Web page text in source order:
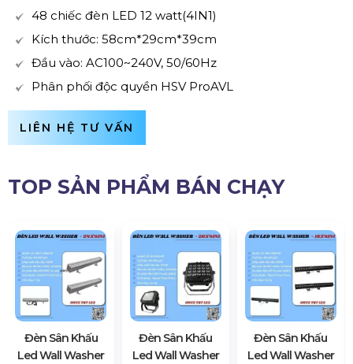
48 chiếc đèn LED 12 watt(4IN1)
Kích thước: 58cm*29cm*39cm
Đầu vào: AC100~240V, 50/60Hz
Phân phối độc quyền HSV ProAVL
LIÊN HỆ TƯ VẤN
TOP SẢN PHẨM BÁN CHẠY
Đèn Sân Khấu
Led Wall Washer
Đèn Sân Khấu
Led Wall Washer
Đèn Sân Khấu
Led Wall Washer